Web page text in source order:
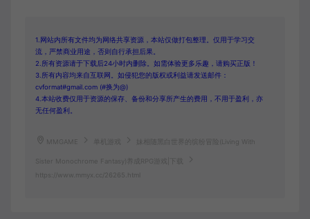
1.网站内所有文件均为网络共享资源，本站仅做打包整理。仅用于学习交
流，严禁商业用途，否则自行承担后果。
2.所有资源请于下载后24小时内删除。如需体验更多乐趣，请购买正版！
3.所有内容均来自互联网。如侵犯您的版权或利益请发送邮件：
cvformat#gmail.com (#换为@)
4.本站收费仅用于资源的保存、备份和分享所产生的费用，不用于盈利，亦
无任何盈利。
MMGAME 妹相随黑白世界的缤纷冒险(Living With
Sister Monochrome Fantasy)养成RPG游戏|下载
https://www.mmyx.cc/26265.html